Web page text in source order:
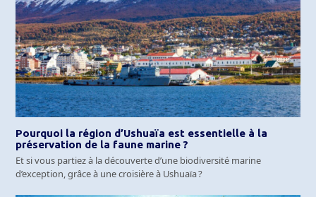
Pourquoi la région d’Ushuaïa est essentielle à la
préservation de la faune marine ?
Et si vous partiez à la découverte d’une biodiversité marine
d’exception, grâce à une croisière à Ushuaïa ?